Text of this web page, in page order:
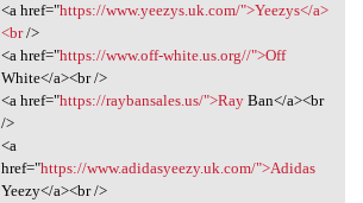
<a href="https://www.yeezys.uk.com/">Yeezys</a>
<br/>
<a href="https://www.off-white.us.org//">Off
White</a><br />
<a href="https://raybansales.us/">RayBan</a><br
/>
<a
href="https://www.adidasyeezy.uk.com/">Adidas
Yeezy</a><br />